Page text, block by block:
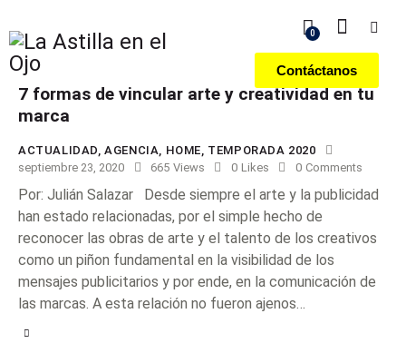
0
Contáctanos
7 formas de vincular arte y creatividad en tu
marca
ACTUALIDAD ,AGENCIA HOME TEMPORADA 2020
septiembre 23, 2020
665 Views 0 Likes 0 Comments
Por: Julián Salazar Desde siempre el arte y la publicidad
han estado relacionadas, por el simple hecho de
reconocer las obras de arte y el talento de los creativos
como un piñon fundamental en la visibilidad de los
mensajes publicitarios y por ende, en la comunicación de
las marcas. A esta relación no fueron ajenos…